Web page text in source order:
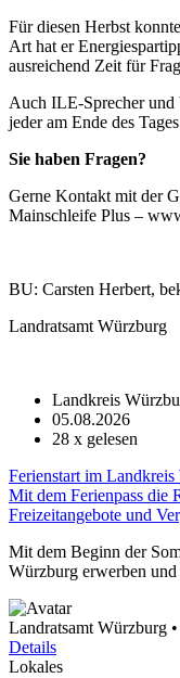
Für diesen Herbst
Art hat er
ausreichend Zeit für
Auch ILE-Sprecher und
jeder am Ende des
Sie haben Fragen?
Gerne Kontakt mit der
Mainschleife Plus –
BU: Carsten Herbert,
Landratsamt Würzburg
Landkreis
05.08.2026
28 x gelesen
Ferienstart im
Mit dem Ferienpass die
Freizeitangebote und
Mit dem Beginn der
Würzburg erwerben und
Landratsamt Würzburg
Details
Lokales